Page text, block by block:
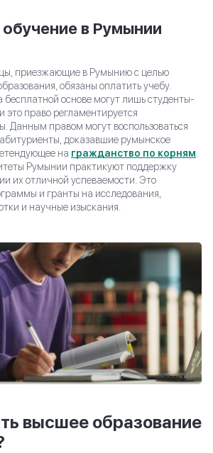
в Румынии
приезжающие в Румынию с целью
обязаны оплатить учебу.
бесплатной основе могут лишь студенты-
право регламентируется
Данным правом могут воспользоваться
доказавшие румынское
на гражданство по корням
Румынии практикуют поддержку
их отличной успеваемости. Это
и гранты на исследования,
и научные изыскания.
высшее образование